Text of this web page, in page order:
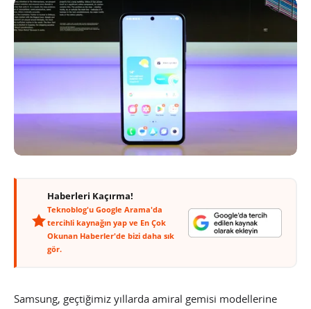
Haberleri Kaçırma!
Teknoblog'u Google Arama'da
tercihli kaynağın yap ve En Çok
Okunan Haberler'de bizi daha sık
gör.
Samsung, geçtiğimiz yıllarda amiral gemisi modellerine